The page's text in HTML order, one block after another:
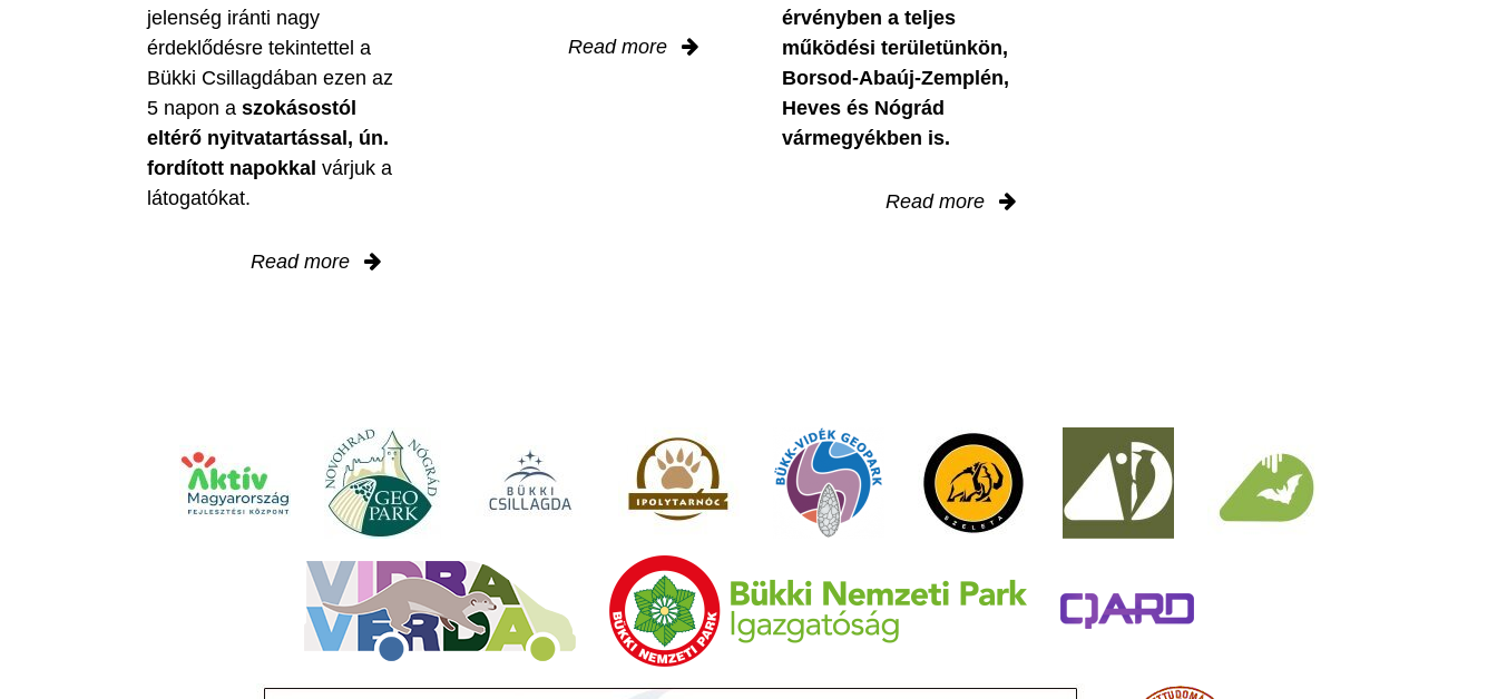
jelenség iránti nagy
érdeklődésre tekintettel a
Bükki Csillagdában ezen az
5 napon a szokásostól
eltérő nyitvatartással, ún.
fordított napokkal várjuk a
látogatókat.
Read more
Read more
érvényben a teljes
működési területünkön,
Borsod-Abaúj-Zemplén,
Heves és Nógrád
vármegyékben is.
Read more